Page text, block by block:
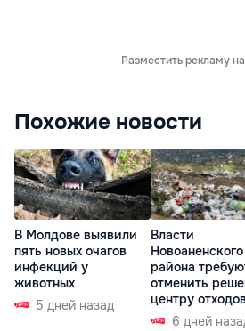
Разместить рекламу
Похожие новости
В Молдове выявили
пять новых очагов
инфекций у
животных
5 дней назад
Власти
Новоаненского
района
отменить
центру
Шерпенах
6 дней